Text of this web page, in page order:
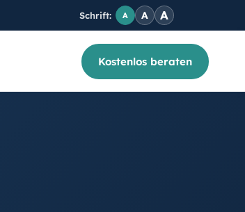
Schrift: A A A
Kostenlos beraten